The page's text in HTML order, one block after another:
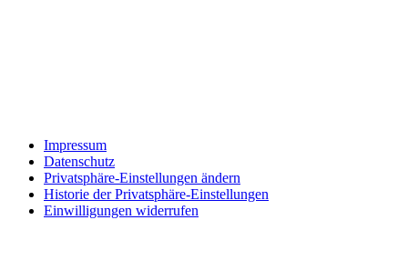
Impressum
Datenschutz
Privatsphäre-Einstellungen ändern
Historie der Privatsphäre-Einstellungen
Einwilligungen widerrufen